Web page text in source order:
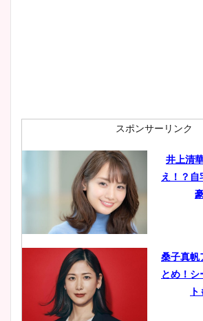
スポンサーリンク
井上清
え！？自
桑子真帆
とめ！シ